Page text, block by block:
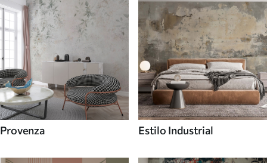
Provenza Estilo Industrial